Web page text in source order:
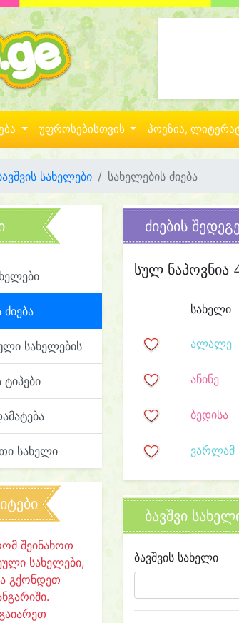
უფროსებისთვის პოეზია,
სახელები სახელების ძიება
სახელების
ტიპები
სახელი
შეინახოთ
სახელები,
გქონდეთ
ძიების
სულ ნაპოვნია
სახელი
ალალე
ანინე
ბედისა
ვარლამ
ბავშვი
ბავშვის სახელი